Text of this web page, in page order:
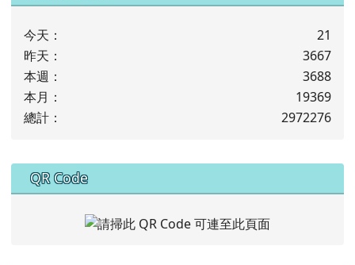
今天：
21
昨天：
3667
本週：
3688
本月：
19369
總計：
2972276
下中右區域內容
QR Code